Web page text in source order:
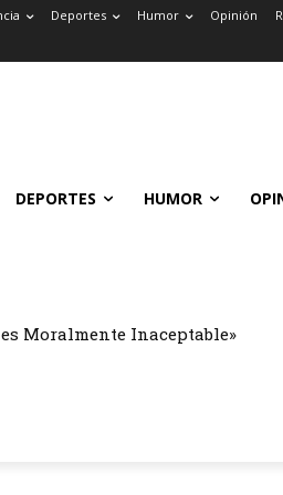
Deportes Humor Opinión
DEPORTES HUMOR
Moralmente Inaceptable»